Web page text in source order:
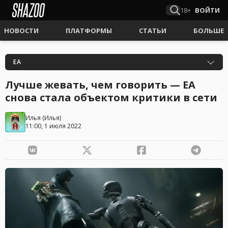
18+ ВОЙТИ
НОВОСТИ ПЛАТФОРМЫ СТАТЬИ БОЛЬШЕ
EA
Лучше жевать, чем говорить — EA
снова стала объектом критики в сети
Илья (Илья)
11:00, 1 июля 2022